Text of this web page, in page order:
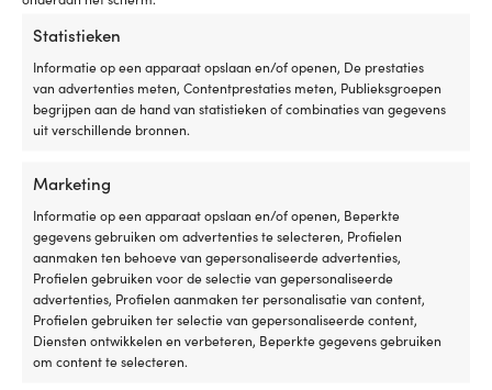
Statistieken
Informatie op een apparaat opslaan en/of openen, De prestaties
van advertenties meten, Contentprestaties meten, Publieksgroepen
begrijpen aan de hand van statistieken of combinaties van gegevens
uit verschillende bronnen.
Marketing
Informatie op een apparaat opslaan en/of openen, Beperkte
gegevens gebruiken om advertenties te selecteren, Profielen
aanmaken ten behoeve van gepersonaliseerde advertenties,
Profielen gebruiken voor de selectie van gepersonaliseerde
advertenties, Profielen aanmaken ter personalisatie van content,
Profielen gebruiken ter selectie van gepersonaliseerde content,
Diensten ontwikkelen en verbeteren, Beperkte gegevens gebruiken
om content te selecteren.
pack
33,02€
Btw incl.
6 OP VOORRAAD
Adv.159,99€ 149,99€
BESCHIKBAAR VIA
NABESTELLING